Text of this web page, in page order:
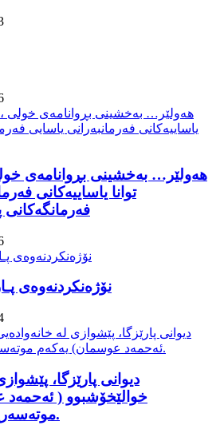
هەولێر… بەخشینی بڕوانامەی
توانا یاساییەکانی
فەرمانگەکانی
نۆژەنکردنەوەی
دیوانی پارێزگا،
خوالێخۆشبوو (
موتەسەریفی هەولێر کرد.